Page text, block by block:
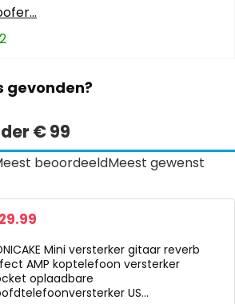
gevonden?
€ 99
beoordeeldMeest gewenst
29.99
Mini versterker gitaar reverb
AMP koptelefoon versterker
oplaadbare
US…